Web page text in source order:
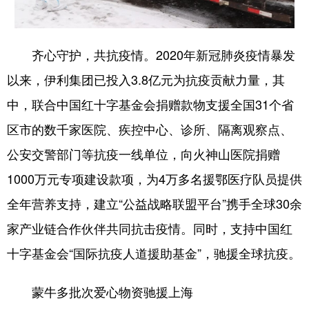
山东 河南 湖北 湖南
广东 广西 海南 重庆
四川 贵州 云南 西藏
陕西 甘肃 青海 宁夏
新疆 内蒙古 黑龙江
多语种频道
English Español Français عربى
Русский язык 日本語 한국어
齐心守护，共抗疫情。2020年新冠肺炎疫情暴发
以来，伊利集团已投入3.8亿元为抗疫贡献力量，其
中，联合中国红十字基金会捐赠款物支援全国31个省
区市的数千家医院、疾控中心、诊所、隔离观察点、
公安交警部门等抗疫一线单位，向火神山医院捐赠
1000万元专项建设款项，为4万多名援鄂医疗队员提供
全年营养支持，建立“公益战略联盟平台”携手全球30余
家产业链合作伙伴共同抗击疫情。同时，支持中国红
十字基金会“国际抗疫人道援助基金”，驰援全球抗疫。
蒙牛多批次爱心物资驰援上海